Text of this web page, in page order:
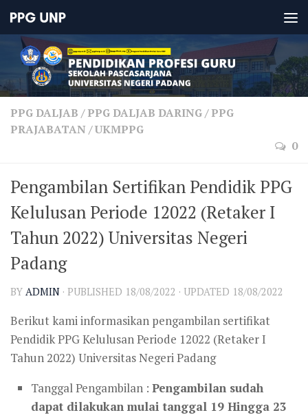
PPG DALJAB / PPG DALJAB DARING/ PPG
PRAJABATAN /UKMPPG
0
Pengambilan Sertifikan Pendidik PPG
Kelulusan Periode 12022 (Retaker I
Tahun 2022) Universitas Negeri
Padang
BY ADMIN · PUBLISHED 18/08/2022 · UPDATED 18/08/2022
Berikut kami informasikan pengambilan sertifikat
Pendidik PPG Kelulusan Periode 12022 (Retaker I
Tahun 2022) Universitas Negeri Padang
Tanggal Pengambilan : Pengambilan sudah
dapat dilakukan mulai tanggal 19 Hingga 23